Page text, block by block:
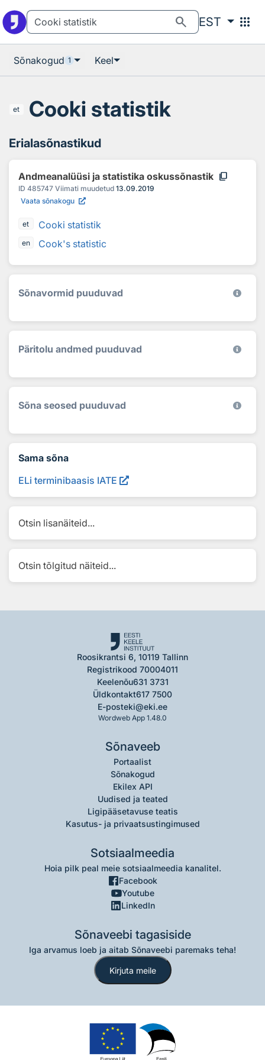
search EST apps
Sõnakogud 1 Keel
et Cooki statistik
Erialasõnastikud
Andmeanalüüsi ja statistika oskussõnastik content_copy
ID 485747 Viimati muudetud 13.09.2019
Vaata sõnakogu
et Cooki statistik
en Cook's statistic
Sõnavormid puuduvad
Päritolu andmed puuduvad
Sõna seosed puuduvad
Sama sõna
ELi terminibaasis IATE
Otsin lisanäiteid...
Otsin tõlgitud näiteid...
Roosikrantsi 6, 10119 Tallinn
Registrikood 70004011
Keelenõu631 3731
Üldkontakt617 7500
E-posteki@eki.ee
Wordweb App 1.48.0
Sõnaveeb
Portaalist
Sõnakogud
Ekilex API
Uudised ja teated
Ligipääsetavuse teatis
Kasutus- ja privaatsustingimused
Sotsiaalmeedia
Hoia pilk peal meie sotsiaalmeedia kanalitel.
Facebook
Youtube
LinkedIn
Sõnaveebi tagasiside
Iga arvamus loeb ja aitab Sõnaveebi paremaks teha!
Kirjuta meile